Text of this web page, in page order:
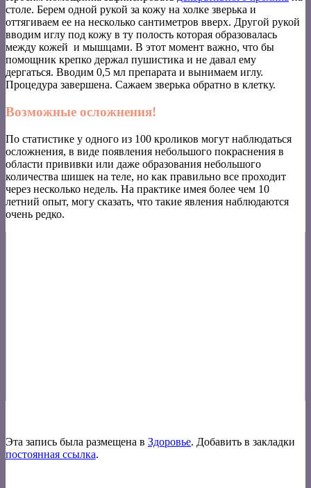
столе. Берем одной рукой за кожу на холке зверька и
оттягиваем ее на несколько сантиметров вверх. Другой рукой
вводим иглу под кожу в ту полость которая образовалась
между кожей и мышцами. В этот момент важно, что бы
помощник крепко держал пушистика и не давал ему
дергаться. Вводим 0,5 мл препарата и вынимаем иглу.
Процедура завершена. Сажаем зверька обратно в клетку.
Возможные осложнения!
По статистике у одного из 100 кроликов могут наблюдаться
осложнения, в виде появления небольшого покраснения в
области прививки или даже образования небольшого
количества шишек на теле, но как правильно все проходит
через несколько недель. На практике имея более чем 10
летний опыт, могу сказать, что такие явления наблюдаются
очень редко.
Эта запись была размещена в Здоровье. Добавить в закладки
постоянная ссылка.